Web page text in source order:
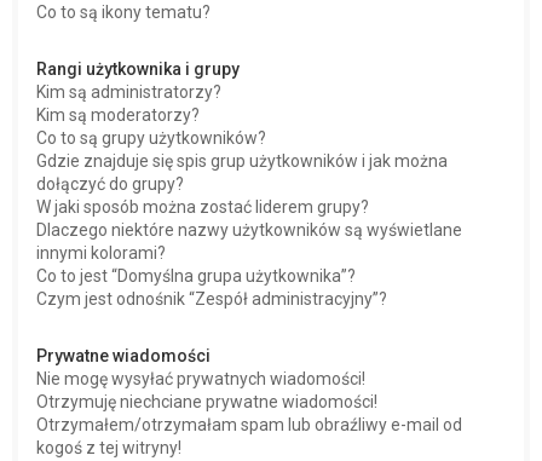
Co to są ikony tematu?
Rangi użytkownika i grupy
Kim są administratorzy?
Kim są moderatorzy?
Co to są grupy użytkowników?
Gdzie znajduje się spis grup użytkowników i jak można
dołączyć do grupy?
W jaki sposób można zostać liderem grupy?
Dlaczego niektóre nazwy użytkowników są wyświetlane
innymi kolorami?
Co to jest “Domyślna grupa użytkownika”?
Czym jest odnośnik “Zespół administracyjny”?
Prywatne wiadomości
Nie mogę wysyłać prywatnych wiadomości!
Otrzymuję niechciane prywatne wiadomości!
Otrzymałem/otrzymałam spam lub obraźliwy e-mail od
kogoś z tej witryny!